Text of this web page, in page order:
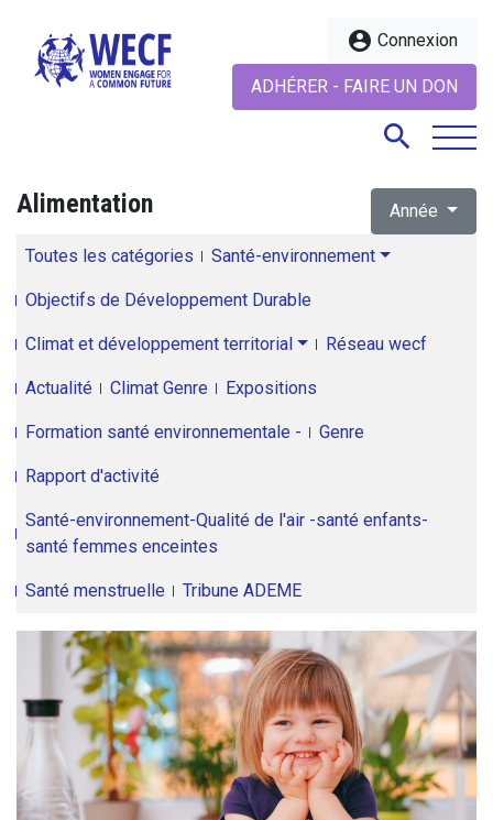
account_circle Connexion
ADHÉRER - FAIRE UN DON
search
Alimentation Année
Toutes les catégories Santé-environnement
Objectifs de Développement Durable
Climat et développement territorial Réseau wecf
Actualité Climat Genre Expositions
Formation santé environnementale - Genre
Rapport d'activité
Santé-environnement-Qualité de l'air -santé enfants-
santé femmes enceintes
Santé menstruelle Tribune ADEME